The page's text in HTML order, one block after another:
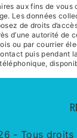
aux fins de
Les données
de droits
d’une autorité
ou par courrier
puis
- Tous droits